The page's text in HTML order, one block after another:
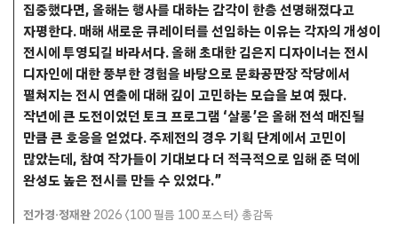
집중했다면, 올해는 행사를 대하는 감각이 한층 선명해졌다고
자평한다. 매해 새로운 큐레이터를 선임하는 이유는 각자의 개성이
전시에 투영되길 바라서다. 올해 초대한 김은지 디자이너는 전시
디자인에 대한 풍부한 경험을 바탕으로 문화공판장 작당에서
펼쳐지는 전시 연출에 대해 깊이 고민하는 모습을 보여 줬다.
작년에 큰 도전이었던 토크 프로그램 ‘살롱’은 올해 전석 매진될
만큼 큰 호응을 얻었다. 주제전의 경우 기획 단계에서 고민이
많았는데, 참여 작가들이 기대보다 더 적극적으로 임해 준 덕에
완성도 높은 전시를 만들 수 있었다.”
전가경·정재완 2026 〈100 필름 100 포스터〉 총감독